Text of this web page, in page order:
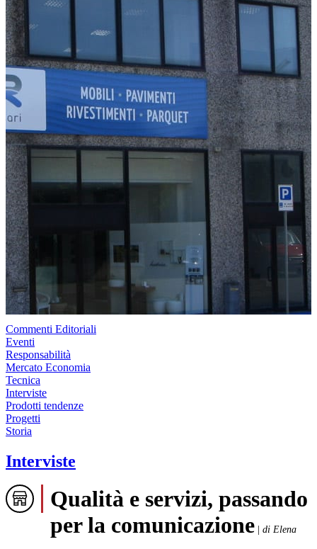
Commenti Editoriali
Eventi
Responsabilità
Mercato Economia
Tecnica
Interviste
Prodotti tendenze
Progetti
Storia
Interviste
Qualità e servizi, passando
per la comunicazione
di Elena